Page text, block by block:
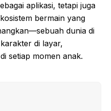
aplikasi, tetapi juga
bermain yang
dunia di
di layar,
setiap momen anak.